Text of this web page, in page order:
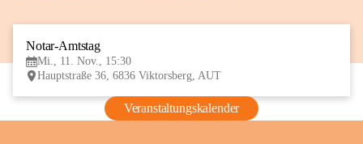
Notar-Amtstag
Mi., 11. Nov., 15:30
Hauptstraße 36, 6836 Viktorsberg, AUT
Veranstaltungskalender